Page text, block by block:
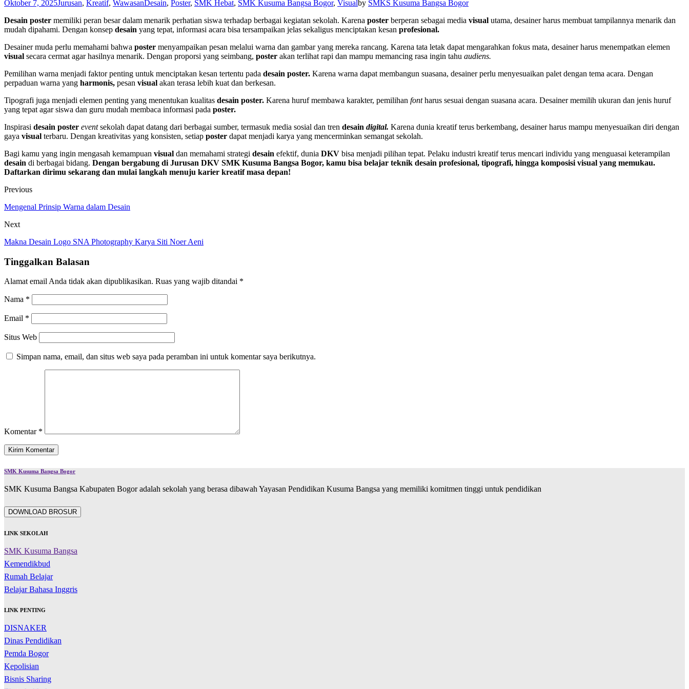
Oktober 7, 2025Jurusan, Kreatif, WawasanDesain, Poster, SMK Hebat, SMK Kusuma Bangsa Bogor, Visualby SMKS Kusuma Bangsa Bogor
Desain poster memiliki peran besar dalam menarik perhatian siswa terhadap berbagai kegiatan sekolah. Karena poster berperan sebagai media visual utama, desainer harus membuat tampilannya menarik dan
mudah dipahami. Dengan konsep desain yang tepat, informasi acara bisa tersampaikan jelas sekaligus menciptakan kesan profesional.
Desainer muda perlu memahami bahwa poster menyampaikan pesan melalui warna dan gambar yang mereka rancang. Karena tata letak dapat mengarahkan fokus mata, desainer harus menempatkan elemen
visual secara cermat agar hasilnya menarik. Dengan proporsi yang seimbang, poster akan terlihat rapi dan mampu memancing rasa ingin tahu audiens.
Pemilihan warna menjadi faktor penting untuk menciptakan kesan tertentu pada desain poster. Karena warna dapat membangun suasana, desainer perlu menyesuaikan palet dengan tema acara. Dengan
perpaduan warna yang harmonis, pesan visual akan terasa lebih kuat dan berkesan.
Tipografi juga menjadi elemen penting yang menentukan kualitas desain poster. Karena huruf membawa karakter, pemilihan fontharus sesuai dengan suasana acara. Desainer memilih ukuran dan jenis huruf
yang tepat agar siswa dan guru mudah membaca informasi pada poster.
Inspirasi desain poster eventsekolah dapat datang dari berbagai sumber, termasuk media sosial dan tren desain digital. Karena dunia kreatif terus berkembang, desainer harus mampu menyesuaikan diri dengan
gaya visual terbaru. Dengan kreativitas yang konsisten, setiap poster dapat menjadi karya yang mencerminkan semangat sekolah.
Bagi kamu yang ingin mengasah kemampuan visual dan memahami strategi desain efektif, dunia DKV bisa menjadi pilihan tepat. Pelaku industri kreatif terus mencari individu yang menguasai keterampilan
desain di berbagai bidang. Dengan bergabung di Jurusan DKV SMK Kusuma Bangsa Bogor, kamu bisa belajar teknik desain profesional, tipografi, hingga komposisi visual yang memukau.
Daftarkan dirimu sekarang dan mulai langkah menuju karier kreatif masa depan!
Previous
Mengenal Prinsip Warna dalam Desain
Next
Makna Desain Logo SNA Photography Karya Siti Noer Aeni
Tinggalkan Balasan
Alamat email Anda tidak akan dipublikasikan. Ruas yang wajib ditandai *
Nama *
Email *
Situs Web
Simpan nama, email, dan situs web saya pada peramban ini untuk komentar saya berikutnya.
Komentar *
SMK Kusuma Bangsa Bogor
SMK Kusuma Bangsa Kabupaten Bogor adalah sekolah yang berasa dibawah Yayasan Pendidikan Kusuma Bangsa yang memiliki komitmen tinggi untuk pendidikan
DOWNLOAD BROSUR
LINK SEKOLAH
SMK Kusuma Bangsa
Kemendikbud
Rumah Belajar
Belajar Bahasa Inggris
LINK PENTING
DISNAKER
Dinas Pendidikan
Pemda Bogor
Kepolisian
Bisnis Sharing